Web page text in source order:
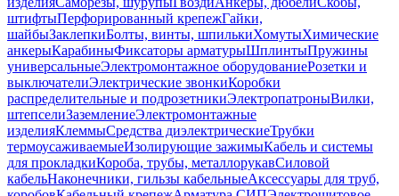
штифтыПерфорированный крепежГайки,
шайбыЗаклепкиБолты, винты, шпилькиХомутыХимические
анкерыКарабиныФиксаторы арматурыШплинтыПружины
универсальныеЭлектромонтажное оборудованиеРозетки и
выключателиЭлектрические звонкиКоробки
распределительные и подрозетникиЭлектропатроныВилки,
штепселиЗаземлениеЭлектромонтажные
изделияКлеммыСредства диэлектрическиеТрубки
термоусаживаемыеИзолирующие зажимыКабель и системы
для прокладкиКороба, трубы, металлорукавСиловой
кабельНаконечники, гильзы кабельныеАксессуары для труб,